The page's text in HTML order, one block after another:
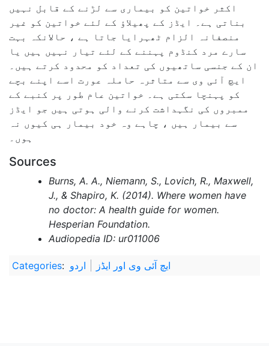
اکثر خواتین کو بیماری سے لڑنے کے قابل نہیں
بناتی ہے۔ ایڈز کے پھیلاؤ کے لئے خواتین کو غیر
منصفانہ الزام ٹھہرایا جاتا ہے ، حالانکہ بہت
سارے مرد کنڈوم پہننے کے لئے تیار نہیں ہیں یا
ان کے جنسی ساتھیوں کی تعداد کو محدود کرتے ہیں۔
ایچ آئی وی سے متاثرہ حاملہ عورت اسے اپنے بچے
کو پہنچا سکتی ہے۔ خواتین عام طور پر کنبے کے
ممبروں کی نگہداشت کرنے والی ہوتی ہیں جو ایڈز
سے بیمار ہیں ، چاہے وہ خود بیمار ہی کیوں نہ
ہوں۔
Sources
Burns, A. A., Niemann, S., Lovich, R., Maxwell,
J., & Shapiro, K. (2014). Where women have
no doctor: A health guide for women.
Hesperian Foundation.
Audiopedia ID: ur011006
Categories: اردو ایچ آئی وی اور ایڈز